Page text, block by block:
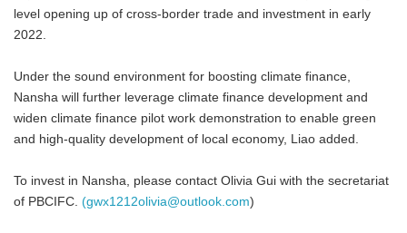
level opening up of cross-border trade and investment in early
2022.
Under the sound environment for boosting climate finance,
Nansha will further leverage climate finance development and
widen climate finance pilot work demonstration to enable green
and high-quality development of local economy, Liao added.
To invest in Nansha, please contact Olivia Gui with the secretariat
of PBCIFC. (gwx1212olivia@outlook.com)